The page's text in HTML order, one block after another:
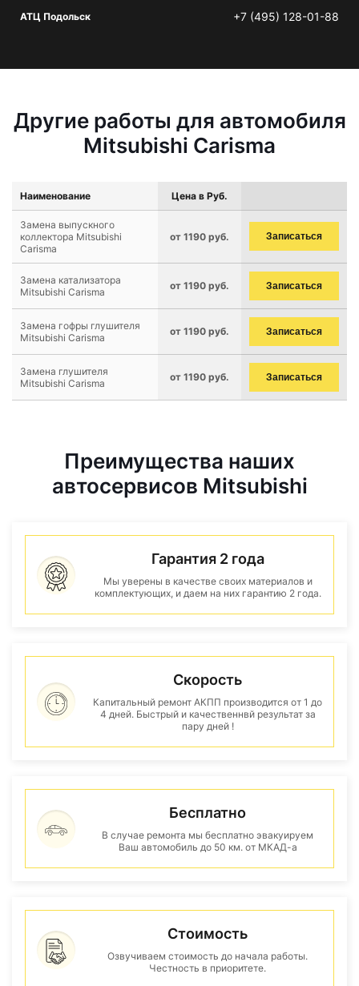
АТЦ Подольск +7 (495) 128-01-88
Другие работы для автомобиля
Mitsubishi Carisma
Наименование Цена в Руб.
Замена выпускного
коллектора Mitsubishi
Carisma
от 1190 руб. Записаться
Замена катализатора
Mitsubishi Carisma
от 1190 руб. Записаться
Замена гофры глушителя
Mitsubishi Carisma
от 1190 руб. Записаться
Замена глушителя
Mitsubishi Carisma
от 1190 руб. Записаться
Преимущества наших
автосервисов Mitsubishi
Гарантия 2 года
Мы уверены в качестве своих материалов и
комплектующих, и даем на них гарантию 2 года.
Скорость
Капитальный ремонт АКПП производится от 1 до
4 дней. Быстрый и качественнвй результат за
пару дней !
Бесплатно
В случае ремонта мы бесплатно эвакуируем
Ваш автомобиль до 50 км. от МКАД-а
Стоимость
Озвучиваем стоимость до начала работы.
Честность в приоритете.